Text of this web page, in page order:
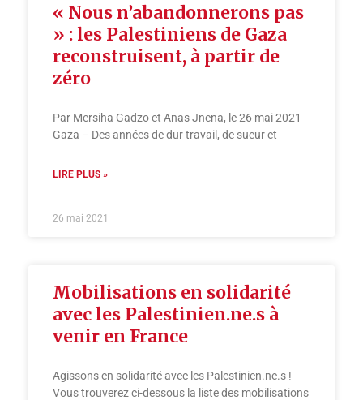
« Nous n’abandonnerons pas
» : les Palestiniens de Gaza
reconstruisent, à partir de
zéro
Par Mersiha Gadzo et Anas Jnena, le 26 mai 2021
Gaza – Des années de dur travail, de sueur et
LIRE PLUS »
26 mai 2021
Mobilisations en solidarité
avec les Palestinien.ne.s à
venir en France
Agissons en solidarité avec les Palestinien.ne.s !
Vous trouverez ci-dessous la liste des mobilisations